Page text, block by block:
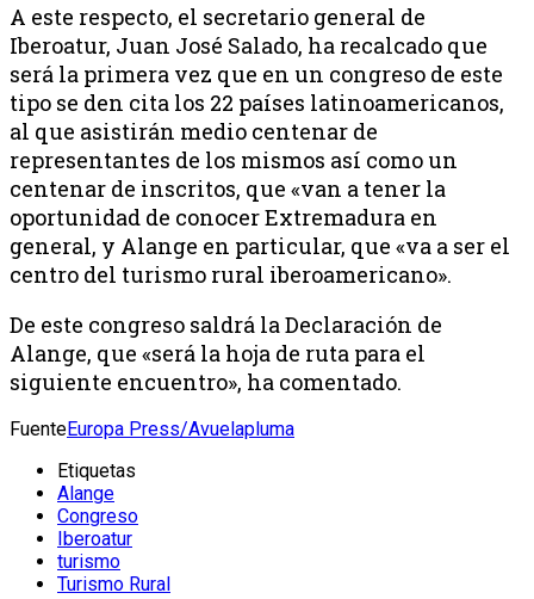
A este respecto, el secretario general de
Iberoatur, Juan José Salado, ha recalcado que
será la primera vez que en un congreso de este
tipo se den cita los 22 países latinoamericanos,
al que asistirán medio centenar de
representantes de los mismos así como un
centenar de inscritos, que «van a tener la
oportunidad de conocer Extremadura en
general, y Alange en particular, que «va a ser el
centro del turismo rural iberoamericano».
De este congreso saldrá la Declaración de
Alange, que «será la hoja de ruta para el
siguiente encuentro», ha comentado.
FuenteEuropa Press/Avuelapluma
Etiquetas
Alange
Congreso
Iberoatur
turismo
Turismo Rural